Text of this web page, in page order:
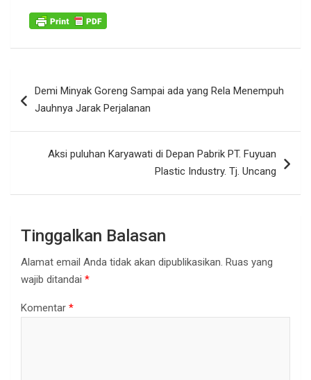
posDemi Minyak Goreng Sampai ada yang Rela Menempuh
Jauhnya Jarak Perjalanan
Aksi puluhan Karyawati di Depan Pabrik PT. Fuyuan
Plastic Industry. Tj. Uncang
Tinggalkan Balasan
Alamat email Anda tidak akan dipublikasikan. Ruas yang
wajib ditandai *
Komentar *